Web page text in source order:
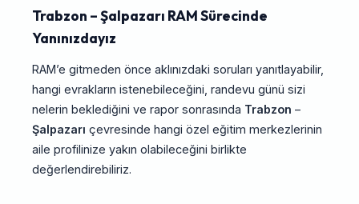
Trabzon – Şalpazarı RAM Sürecinde
Yanınızdayız
RAM’e gitmeden önce aklınızdaki soruları yanıtlayabilir,
hangi evrakların istenebileceğini, randevu günü sizi
nelerin beklediğini ve rapor sonrasında Trabzon –
Şalpazarı çevresinde hangi özel eğitim merkezlerinin
aile profilinize yakın olabileceğini birlikte
değerlendirebiliriz.